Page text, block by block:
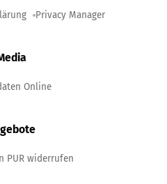
Privacy Manager
Online
PUR widerrufen